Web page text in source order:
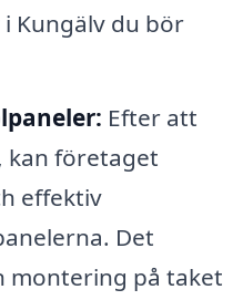
Kungälv du bör
Efter att
kan företaget
effektiv
Det
montering på taket